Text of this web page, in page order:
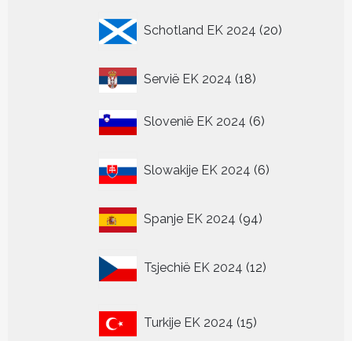
Schotland EK 2024 20
producten
Servië EK 2024 1818
Slovenië EK 2024 66
Slowakije EK 2024 6
producten
Spanje EK 2024 9494
Tsjechië EK 2024 12
producten
Turkije EK 2024 15
producten